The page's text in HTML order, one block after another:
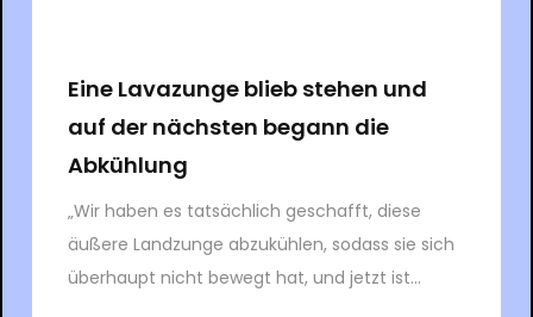
Eine Lavazunge blieb stehen und
auf der nächsten begann die
Abkühlung
„Wir haben es tatsächlich geschafft, diese
äußere Landzunge abzukühlen, sodass sie sich
überhaupt nicht bewegt hat, und jetzt ist...